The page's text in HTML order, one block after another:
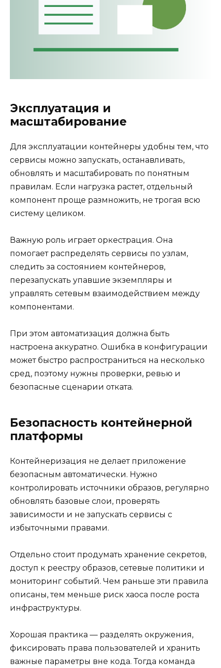
Эксплуатация и
масштабирование
Для эксплуатации контейнеры удобны тем, что
сервисы можно запускать, останавливать,
обновлять и масштабировать по понятным
правилам. Если нагрузка растет, отдельный
компонент проще размножить, не трогая всю
систему целиком.
Важную роль играет оркестрация. Она
помогает распределять сервисы по узлам,
следить за состоянием контейнеров,
перезапускать упавшие экземпляры и
управлять сетевым взаимодействием между
компонентами.
При этом автоматизация должна быть
настроена аккуратно. Ошибка в конфигурации
может быстро распространиться на несколько
сред, поэтому нужны проверки, ревью и
безопасные сценарии отката.
Безопасность контейнерной
платформы
Контейнеризация не делает приложение
безопасным автоматически. Нужно
контролировать источники образов, регулярно
обновлять базовые слои, проверять
зависимости и не запускать сервисы с
избыточными правами.
Отдельно стоит продумать хранение секретов,
доступ к реестру образов, сетевые политики и
мониторинг событий. Чем раньше эти правила
описаны, тем меньше риск хаоса после роста
инфраструктуры.
Хорошая практика — разделять окружения,
фиксировать права пользователей и хранить
важные параметры вне кода. Тогда команда